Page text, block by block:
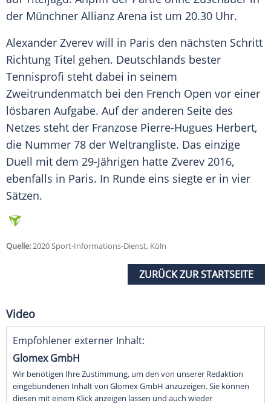
der Münchner Allianz Arena ist um 20.30 Uhr.
Alexander Zverev will in Paris den nächsten Schritt
Richtung Titel gehen. Deutschlands bester
Tennisprofi steht dabei in seinem
Zweitrundenmatch bei den French Open vor einer
lösbaren Aufgabe. Auf der anderen Seite des
Netzes steht der Franzose Pierre-Hugues Herbert,
die Nummer 78 der Weltrangliste. Das einzige
Duell mit dem 29-Jährigen hatte Zverev 2016,
ebenfalls in Paris. In Runde eins siegte er in vier
Sätzen.
Quelle:2020 Sport-Informations-Dienst, Köln
ZURÜCK ZUR STARTSEITE
Video
Empfohlener externer Inhalt:
Glomex GmbH
Wir benötigen Ihre Zustimmung, um den von unserer Redaktion
eingebundenen Inhalt von Glomex GmbH anzuzeigen. Sie können
diesen mit einem Klick anzeigen lassen und auch wieder